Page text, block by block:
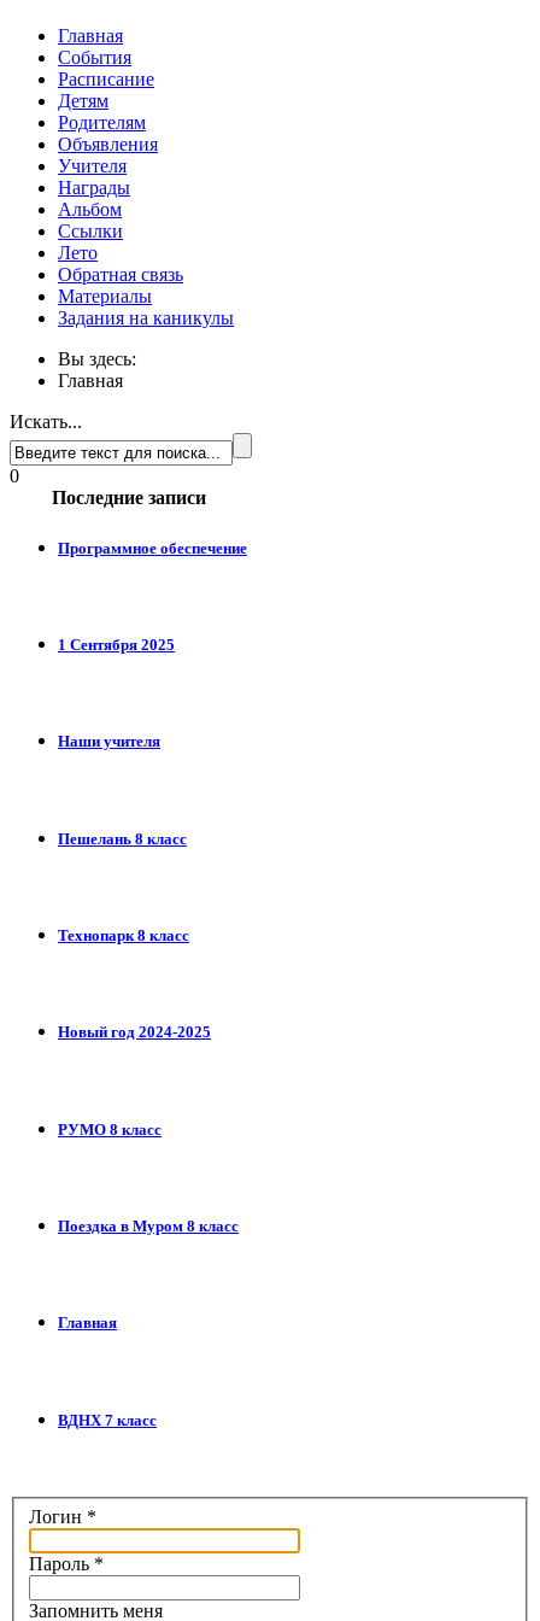
Главная
События
Расписание
Детям
Родителям
Объявления
Учителя
Награды
Альбом
Ссылки
Лето
Обратная связь
Материалы
Задания на каникулы
Вы здесь:
Главная
Искать...
0
Последние записи
Программное обеспечение
1 Сентября 2025
Наши учителя
Пешелань 8 класс
Технопарк 8 класс
Новый год 2024-2025
РУМО 8 класс
Поездка в Муром 8 класс
Главная
ВДНХ 7 класс
Логин *
Пароль *
Запомнить меня